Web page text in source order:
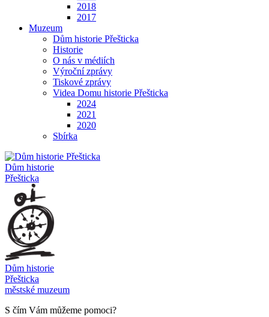
2018
2017
Muzeum
Dům historie Přešticka
Historie
O nás v médiích
Výroční zprávy
Tiskové zprávy
Videa Domu historie Přešticka
2024
2021
2020
Sbírka
Dům historie
Přešticka
Dům historie
Přešticka
městské muzeum
S čím Vám můžeme pomoci?